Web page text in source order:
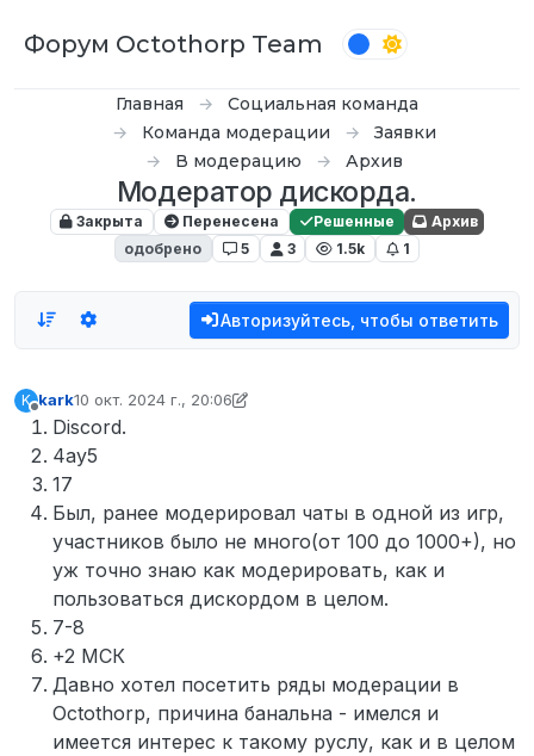
Форум Octothorp Team
Главная
Социальная команда
Команда модерации
Заявки
В модерацию
Архив
Модератор дискорда.
Закрыта Перенесена Решенные
Архив
одобрено
5 3 1.5k 1
Авторизуйтесь, чтобы ответить
K
Не в сети
kark10 окт. 2024 г., 20:06
отредактировано kark
Discord.
4ay5
17
Был, ранее модерировал чаты в одной из игр,
участников было не много(от 100 до 1000+), но
уж точно знаю как модерировать, как и
пользоваться дискордом в целом.
7-8
+2 МСК
Давно хотел посетить ряды модерации в
Octothorp, причина банальна - имелся и
имеется интерес к такому руслу, как и в целом